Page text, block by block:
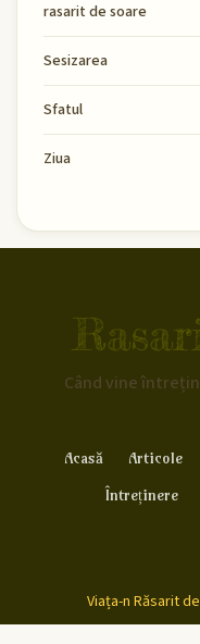
rasarit de soare
Sesizarea
Sfatul
Ziua
Când vine
Acasă Articole
Întreținere
Viața-n Răsarit